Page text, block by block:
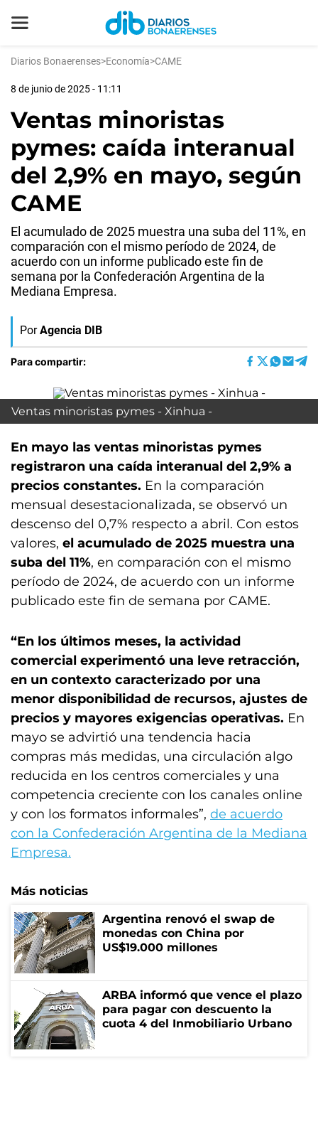
Diarios Bonaerenses>Economía>CAME
8 de junio de 2025 - 11:11
Ventas minoristas
pymes: caída interanual
del 2,9% en mayo, según
CAME
El acumulado de 2025 muestra una suba del 11%, en
comparación con el mismo período de 2024, de
acuerdo con un informe publicado este fin de
semana por la Confederación Argentina de la
Mediana Empresa.
Por Agencia DIB
Para compartir:
Ventas minoristas pymes - Xinhua -
En mayo las ventas minoristas pymes
registraron una caída interanual del 2,9% a
precios constantes. En la comparación
mensual desestacionalizada, se observó un
descenso del 0,7% respecto a abril. Con estos
valores, el acumulado de 2025 muestra una
suba del 11%, en comparación con el mismo
período de 2024, de acuerdo con un informe
publicado este fin de semana por CAME.
“En los últimos meses, la actividad
comercial experimentó una leve retracción,
en un contexto caracterizado por una
menor disponibilidad de recursos, ajustes de
precios y mayores exigencias operativas. En
mayo se advirtió una tendencia hacia
compras más medidas, una circulación algo
reducida en los centros comerciales y una
competencia creciente con los canales online
y con los formatos informales”, de acuerdo
con la Confederación Argentina de la Mediana
Empresa.
Más noticias
Argentina renovó el swap de
monedas con China por
US$19.000 millones
ARBA informó que vence el plazo
para pagar con descuento la
cuota 4 del Inmobiliario Urbano